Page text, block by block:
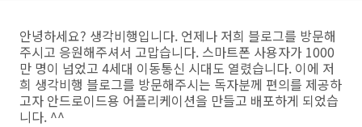
안녕하세요? 생각비행입니다. 언제나 저희 블로그를 방문해
주시고 응원해주셔서 고맙습니다. 스마트폰 사용자가 1000
만 명이 넘었고 4세대 이동통신 시대도 열렸습니다. 이에 저
희 생각비행 블로그를 방문해주시는 독자분께 편의를 제공하
고자 안드로이드용 어플리케이션을 만들고 배포하게 되었습
니다. ^^